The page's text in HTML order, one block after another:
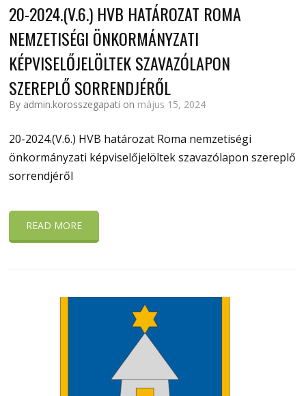
20-2024.(V.6.) HVB HATÁROZAT ROMA
NEMZETISÉGI ÖNKORMÁNYZATI
KÉPVISELŐJELÖLTEK SZAVAZÓLAPON
SZEREPLŐ SORRENDJÉRŐL
By admin.korosszegapati on május 15, 2024
20-2024.(V.6.) HVB határozat Roma nemzetiségi
önkormányzati képviselőjelöltek szavazólapon szereplő
sorrendjéről
READ MORE